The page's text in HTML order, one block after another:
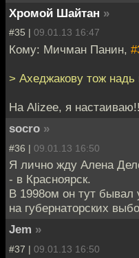
Хромой Шайтан »
#35 | 09.01.13 16:47
Кому: Мичман Панин,
> Ахеджакову тож надь
На Alizee, я настаиваю!!
socro »
#36 | 09.01.13 16:50
Я лично жду Алена
- в Красноярск.
В 1998ом он тут бывал
на губернаторских
Jem »
#37 | 09.01.13 16:50